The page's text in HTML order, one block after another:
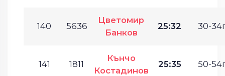
140 5636
Цветомир
Банков
25:32 30-
141 1811
Кънчо
Костадинов
25:35 50-